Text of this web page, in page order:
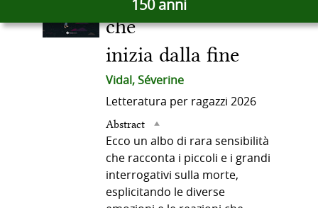
150 anni
del
documento
in
che
inizia dalla fine
Vidal, Séverine
Letteratura per ragazzi 2026
Abstract
Ecco un albo di rara sensibilità
che racconta i piccoli e i grandi
interrogativi sulla morte,
esplicitando le diverse